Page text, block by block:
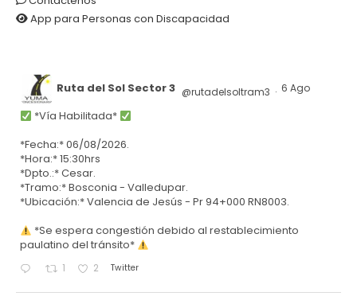
App para Personas con Discapacidad
Ruta del Sol Sector 3 @rutadelsoltram3 · 6 Ago
*Vía Habilitada*
*Fecha:* 06/08/2026.
*Hora:* 15:30hrs
*Dpto.:* Cesar.
*Tramo:* Bosconia - Valledupar.
*Ubicación:* Valencia de Jesús - Pr 94+000 RN8003.
*Se espera congestión debido al restablecimiento
paulatino del tránsito*
1 2 Twitter